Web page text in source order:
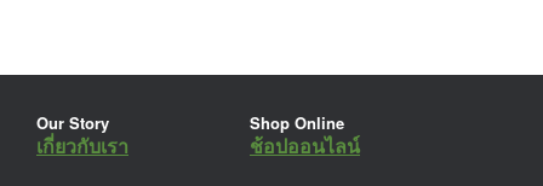
Our Story
เกี่ยวกับเรา
Shop Online
ช้อปออนไลน์